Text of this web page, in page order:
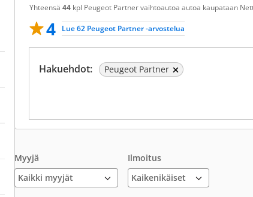
Yhteensä 44 kpl Peugeot Partner vaihtoautoa autoa kaupataan
4 Lue 62 Peugeot Partner -arvostelua
Hakuehdot: Peugeot Partner
Myyjä
Kaikki myyjät
Ilmoitus